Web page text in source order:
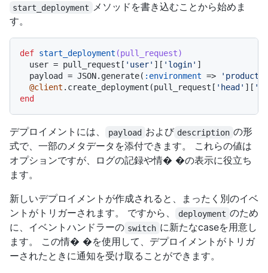
start_deployment メソッドを書き込むことから始めま
す。
def start_deployment (pull_request)
  user = pull_request[
'user' ][ 'login' ]
  payload = JSON.generate(
:environment =>
@client .create_deployment(pull_request[ 'head' ][
end
デプロイメントには、 payload および description の形
式で、一部のメタデータを添付できます。 これらの値は
オプションですが、ログの記録や情� �の表示に役立ち
ます。
新しいデプロイメントが作成されると、まったく別のイベ
ントがトリガーされます。 ですから、
deployment のため
に、イベントハンドラーの switch に新たなcaseを用意し
ます。 この情� �を使用して、デプロイメントがトリガ
ーされたときに通知を受け取ることができます。